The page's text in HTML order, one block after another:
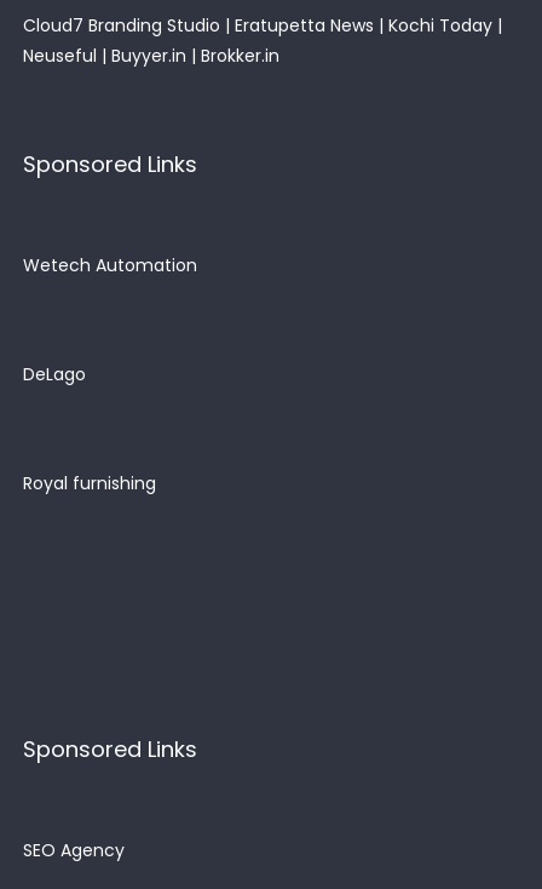
Cloud7 Branding Studio | Eratupetta News | Kochi Today |
Neuseful | Buyyer.in | Brokker.in
Sponsored Links
Wetech Automation
DeLago
Royal furnishing
Sponsored Links
SEO Agency